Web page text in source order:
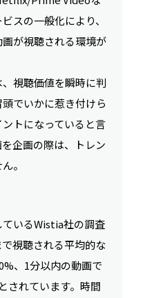
スの一般化により、
が視聴される環境が
視聴価値を瞬時に判
でいかに惹き付けら
トになっていると言
企画の際は、トレン
。
いるWistia社の調査
視聴される平均的な
、1分以内の動画で
されています。時間